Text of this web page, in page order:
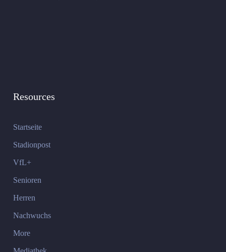
Resources
Startseite
Stadionpost
VfL+
Senioren
Herren
Nachwuchs
More